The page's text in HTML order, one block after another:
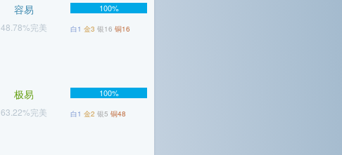
容易
48.78%完美
100%
白1 金3 银16 铜16
极易
63.22%完美
100%
白1 金2 银5 铜48